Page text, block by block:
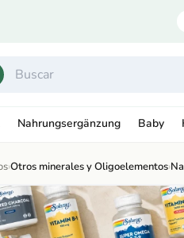
Nahrungsergänzung Baby
›Otros minerales y Oligoelementos›